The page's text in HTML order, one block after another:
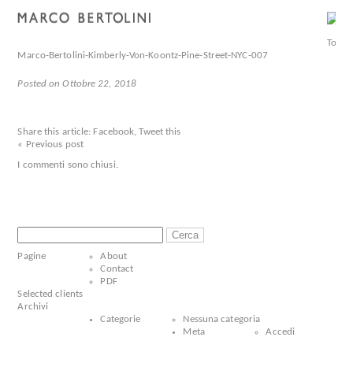
Marco-Bertolini-Kimberly-Von-Koontz-Pine-Street-NYC-007
Posted on Ottobre 22, 2018
Share this article: Facebook,Tweet this
« Previous post
I commenti sono chiusi.
per:
Pagine
About
Contact
PDF
Selected clients
Archivi
Categorie
Nessuna categoria
Meta
Accedi